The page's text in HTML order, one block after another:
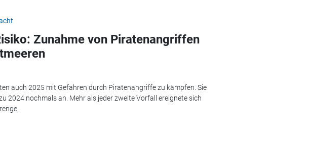
Zunahme von Piratenangriffen
auch 2025 mit Gefahren durch Piratenangriffe zu kämpfen. Sie
2024 nochmals an. Mehr als jeder zweite Vorfall ereignete sich